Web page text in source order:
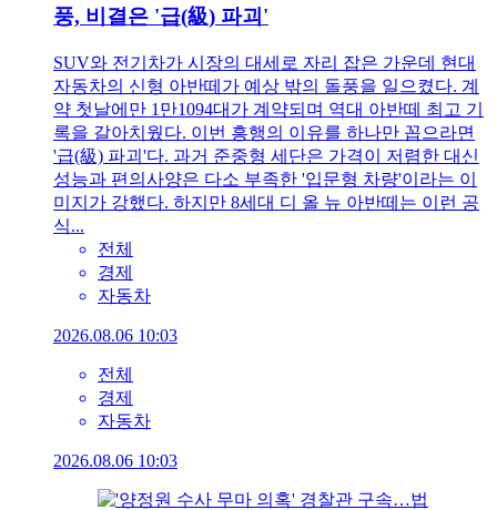
풍, 비결은 '급(級) 파괴'
SUV와 전기차가 시장의 대세로 자리 잡은 가운데 현대
자동차의 신형 아반떼가 예상 밖의 돌풍을 일으켰다. 계
약 첫날에만 1만1094대가 계약되며 역대 아반떼 최고 기
록을 갈아치웠다. 이번 흥행의 이유를 하나만 꼽으라면
'급(級) 파괴'다. 과거 준중형 세단은 가격이 저렴한 대신
성능과 편의사양은 다소 부족한 '입문형 차량'이라는 이
미지가 강했다. 하지만 8세대 디 올 뉴 아반떼는 이런 공
식...
전체
경제
자동차
2026.08.06 10:03
전체
경제
자동차
2026.08.06 10:03